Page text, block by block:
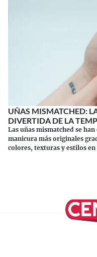
UÑAS MISMATCHED:
DIVERTIDA DE LA
Las uñas mismatched se
manicura más originales
colores, texturas y estilos